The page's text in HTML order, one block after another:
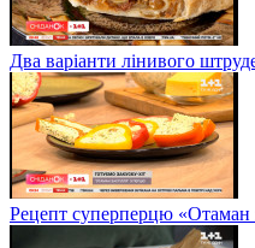
Два варіанти лінивого
Рецепт суперперцю «Отаман